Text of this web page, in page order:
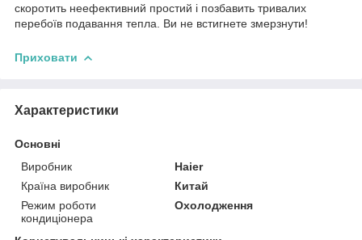
скоротить неефективний простий і позбавить тривалих
перебоїв подавання тепла. Ви не встигнете змерзнути!
Приховати
Характеристики
Основні
Виробник
Haier
Країна виробник
Китай
Режим роботи
кондиціонера
Охолодження